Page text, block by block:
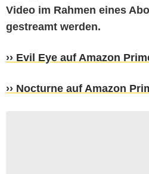
Video im Rahmen eines
gestreamt werden.
›› Evil Eye auf Amazon
›› Nocturne auf Amazon